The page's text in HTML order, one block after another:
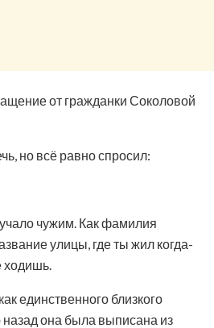
от гражданки Соколовой
но всё равно спросил:
чужим. Как фамилия
улицы, где ты жил когда-
ходишь.
единственного близкого
она была выписана из